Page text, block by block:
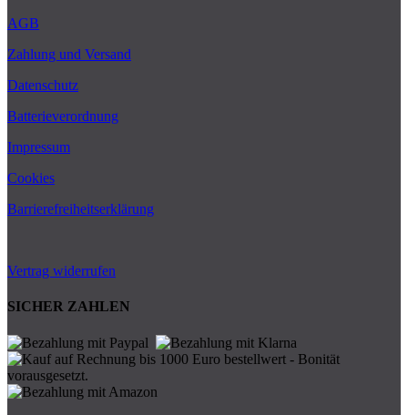
AGB
Zahlung und Versand
Datenschutz
Batterieverordnung
Impressum
Cookies
Barrierefreiheitserklärung
Vertrag widerrufen
SICHER ZAHLEN